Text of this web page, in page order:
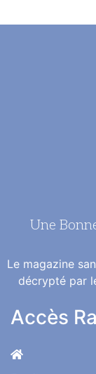
Une
Le magazine
décrypté par
Accès